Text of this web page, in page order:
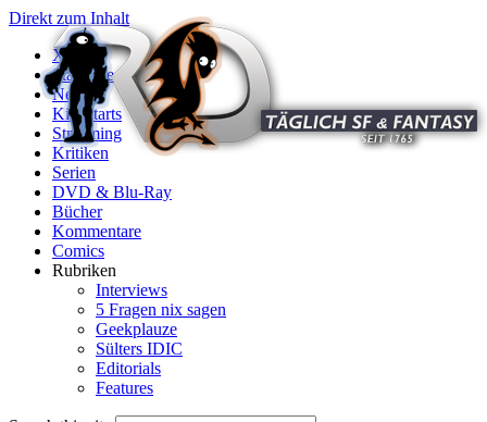
Direkt zum Inhalt
X
Startseite
News
Kinostarts
Streaming
Kritiken
Serien
DVD & Blu-Ray
Bücher
Kommentare
Comics
Rubriken
Interviews
5 Fragen nix sagen
Geekplauze
Sülters IDIC
Editorials
Features